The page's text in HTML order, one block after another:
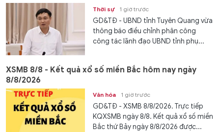
Thời sự 1 giờ trước
GD&TĐ - UBND tỉnh Tuyên Quang vừa
thông báo điều chỉnh phân công
công tác lãnh đạo UBND tỉnh phụ...
XSMB 8/8 - Kết quả xổ số miền Bắc hôm nay ngày
8/8/2026
Văn hóa 1 giờ trước
GD&TĐ - XSMB 8/8/2026. Trực tiếp
KQXSMB ngày 8/8. Kết quả xổ số miền
Bắc thứ Bảy ngày 8/8/2026 được...